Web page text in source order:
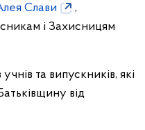
Слави
,
і Захисницям
та випускників, які
від